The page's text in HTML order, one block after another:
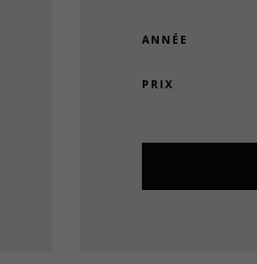
ANNÉE
PRIX